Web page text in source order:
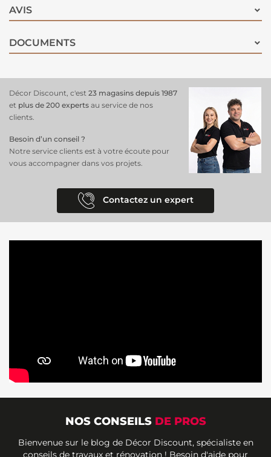
AVIS
DOCUMENTS
Décor Discount, c'est 23 magasins depuis 1987
et plus de 200 experts au service de nos
clients.
Besoin d’un conseil ?
Notre service clients est à votre écoute pour
vous accompagner dans vos projets.
Contactez un expert
NOS CONSEILS DE PROS
Bienvenue sur le blog de Décor Discount, spécialiste en
conseils de travaux et rénovation ! Besoin d'aide pour